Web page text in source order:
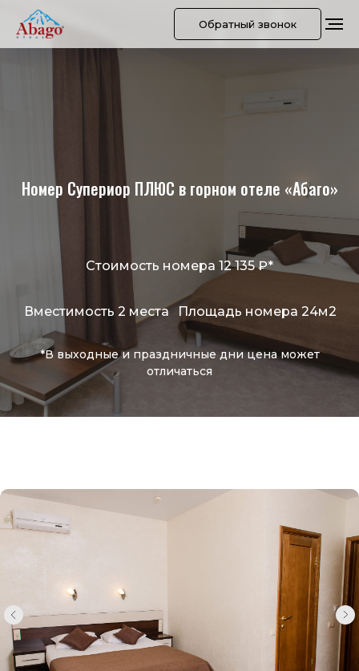
Обратный звонок
Номер Супериор ПЛЮС в горном отеле «Абаго»
Стоимость номера 12 135 ₽*
Вместимость 2 места Площадь номера 24м2
*В выходные и праздничные дни цена может
отличаться